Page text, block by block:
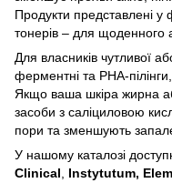
Продукти представлені у
тонерів – для щоденного
Для власників чутливої
ферментні та PHA-
Якщо ваша шкіра жирна
засоби з саліциловою
пори та зменшують
У нашому каталозі
Clinical
Instytutum,